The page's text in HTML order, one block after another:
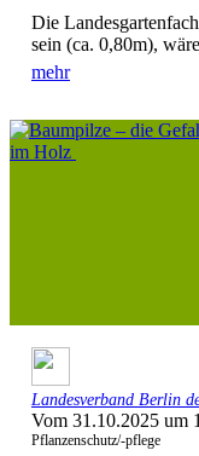
Die
sein (ca. 0,80m),
mehr
Landesverband Berlin
Vom 31.10.2025 um
Pflanzenschutz/-pflege